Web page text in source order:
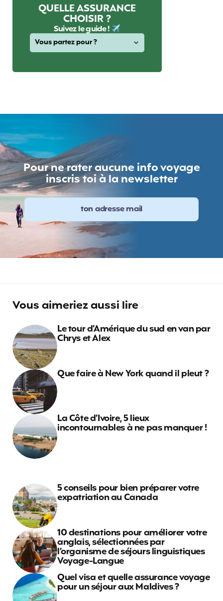
QUELLE ASSURANCE
CHOISIR ?
Suivez le guide !
Pour ne rater aucune info voyage
inscris toi à la newsletter
Vous aimeriez aussi lire
Le tour d’Amérique du sud en van par
Chrys et Alex
Que faire à New York quand il pleut ?
La Côte d’Ivoire, 5 lieux
incontournables à ne pas manquer !
5 conseils pour bien préparer votre
expatriation au Canada
10 destinations pour améliorer votre
anglais, sélectionnées par
l’organisme de séjours linguistiques
Voyage-Langue
Quel visa et quelle assurance voyage
pour un séjour aux Maldives ?